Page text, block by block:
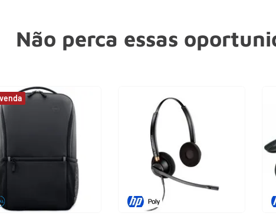
Não perca essas